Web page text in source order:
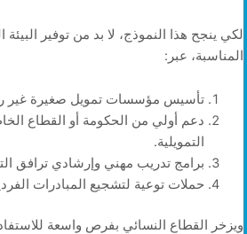
لكي ينجح هذا النموذج، لا بد من توفير البيئة
المناسبة، عبر:
تأسيس مؤسسات تمويل صغيرة غير
دعم أولي من الحكومة أو القطاع
التمويلية.
برامج تدريب مهني وإرشادي ترافق
حملات توعية لتشجيع المبادرات
ويزخر القطاع النسائي بفرص واسعة